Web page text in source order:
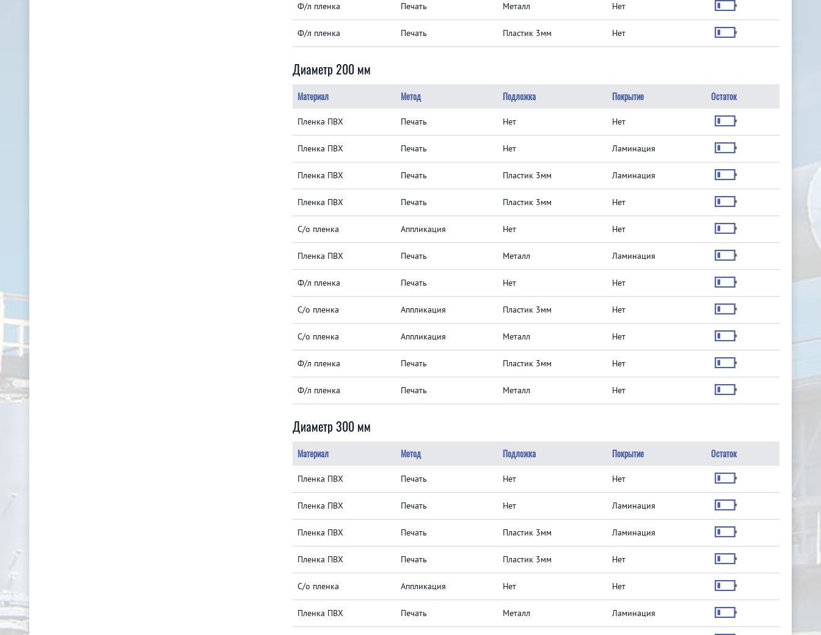
Ф/л пленка Печать Металл Нет
Ф/л пленка Печать Пластик 3мм Нет
Диаметр 200 мм
Материал Метод Подложка Покрытие Остаток
Пленка ПВХ Печать Нет Нет
Пленка ПВХ Печать Нет Ламинация
Пленка ПВХ Печать Пластик 3мм Ламинация
Пленка ПВХ Печать Пластик 3мм Нет
С/о пленка Аппликация Нет Нет
Пленка ПВХ Печать Металл Ламинация
Ф/л пленка Печать Нет Нет
С/о пленка Аппликация Пластик 3мм Нет
С/о пленка Аппликация Металл Нет
Ф/л пленка Печать Пластик 3мм Нет
Ф/л пленка Печать Металл Нет
Диаметр 300 мм
Материал Метод Подложка Покрытие Остаток
Пленка ПВХ Печать Нет Нет
Пленка ПВХ Печать Нет Ламинация
Пленка ПВХ Печать Пластик 3мм Ламинация
Пленка ПВХ Печать Пластик 3мм Нет
С/о пленка Аппликация Нет Нет
Пленка ПВХ Печать Металл Ламинация